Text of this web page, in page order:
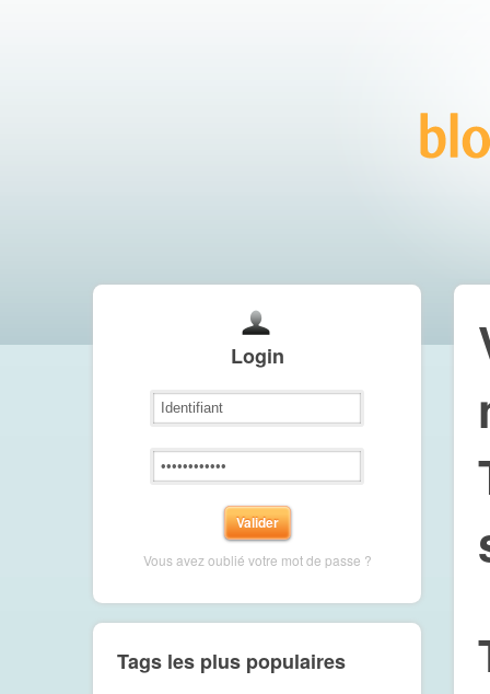
Login
Vous avez oublié votre mot de passe ?
Tags les plus populaires